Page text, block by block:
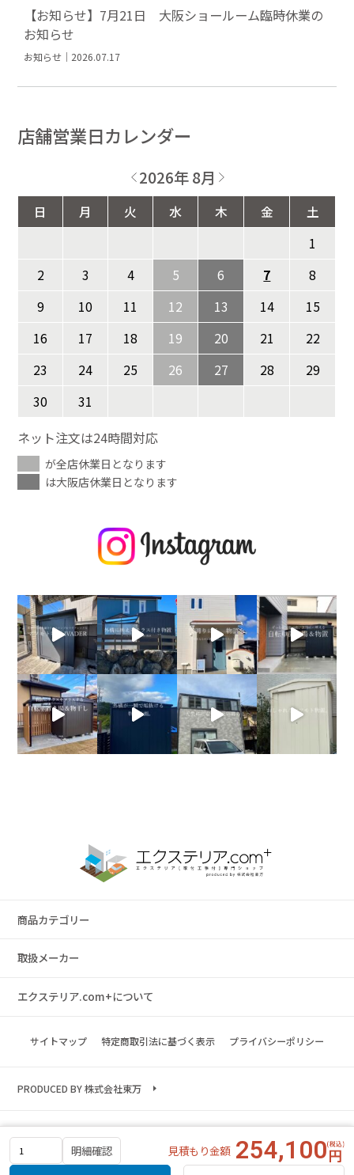
明細確認 見積もり金額 254,100
【お知らせ】7月21日 大阪ショールーム臨時休業の
お知らせ
お知らせ｜2026.07.17
店舗営業日カレンダー
2026年 8月
日 月 火 水 木 金
土
1
2
3 4 5 6 7
8
9
10 11 12 13 14
15
16
17 18 19 20 21
22
23
24 25 26 27 28
29
30
31
ネット注文は24時間対応
が全店休業日となります
は大阪店休業日となります
商品カテゴリー
取扱メーカー
エクステリア.com+について
サイトマップ 特定商取引法に基づく表示 プライバシーポリシー
PRODUCED BY 株式会社東万
Copyright © 2023 exterior.com All rights reserved.